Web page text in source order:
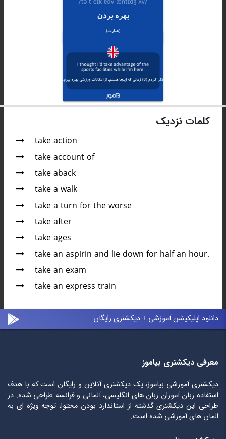
کلمات نزدیک
take action
take account of
take aback
take a walk
take a turn for the worse
take after
take ages
take an aspirin and lie down for half an hour.
take an exam
take an express train
دانلود اپلیکیشن آموزشی + دیکشنری رایگان
معرفی دیکشنری بیاموز
دیکشنری آموزشی بیاموز، یک دیکشنری آنلاین و رایگان است که با هدف
استفاده زبان آموزان زبان های انگلیسی، آلمانی و فرانسه طراحی شده. در
طراحی این دیکشنری گذشته از استاندارد بودن محتوا، توجه ویژه ای به
المان های آموزشی شده است.